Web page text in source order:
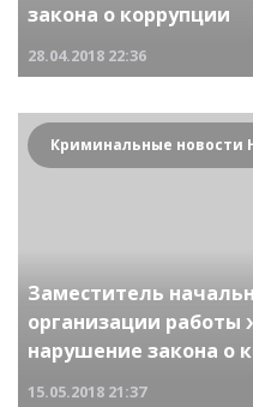
закона о коррупции
28.04.2018 22:36
Заместитель
организации работы
нарушение закона о
15.05.2018 21:37